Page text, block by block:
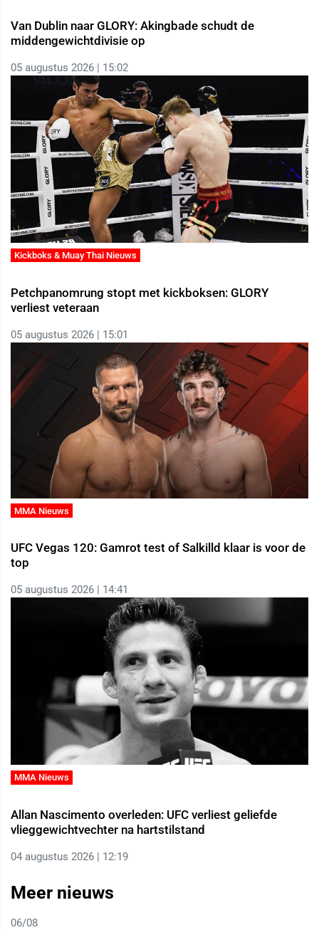
Van Dublin naar GLORY: Akingbade schudt de
middengewichtdivisie op
05 augustus 2026 | 15:02
Kickboks & Muay Thai Nieuws
Petchpanomrung stopt met kickboksen: GLORY
verliest veteraan
05 augustus 2026 | 15:01
MMA Nieuws
UFC Vegas 120: Gamrot test of Salkilld klaar is voor de
top
05 augustus 2026 | 14:41
MMA Nieuws
Allan Nascimento overleden: UFC verliest geliefde
vlieggewichtvechter na hartstilstand
04 augustus 2026 | 12:19
Meer nieuws
06/08